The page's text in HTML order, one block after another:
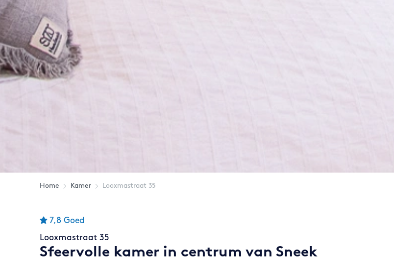
Home Kamer Looxmastraat 35
7,8 Goed
Looxmastraat 35
Sfeervolle kamer in centrum van Sneek